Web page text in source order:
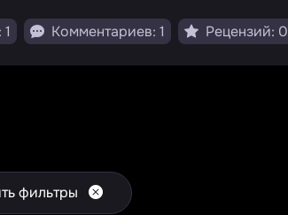
Комментариев: 1 Рецензий: 0
фильтры